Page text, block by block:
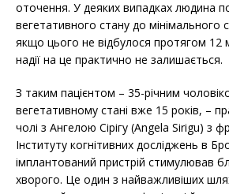
оточення. У деяких випадках людина
вегетативного стану до мінімального
якщо цього не відбулося протягом 12
надії на це практично не залишається.
З таким пацієнтом – 35-річним
вегетативному стані вже 15 років, –
чолі з Ангелою Сірігу (Angela Sirigu) з
Інституту когнітивних досліджень в
імплантований пристрій стимулював
хворого. Це один з найважливіших